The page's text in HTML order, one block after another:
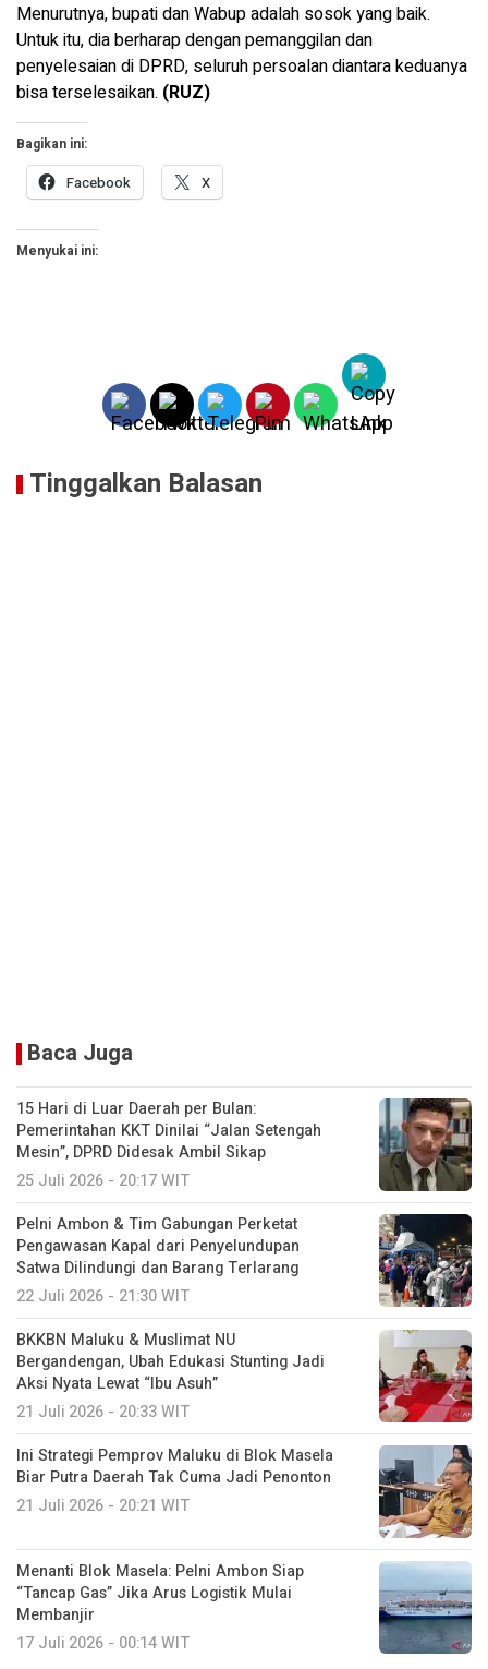
Menurutnya, bupati dan Wabup adalah sosok yang baik.
Untuk itu, dia berharap dengan pemanggilan dan
penyelesaian di DPRD, seluruh persoalan diantara keduanya
bisa terselesaikan. (RUZ)
Bagikan ini:
Facebook X
Menyukai ini:
Tinggalkan Balasan
Baca Juga
15 Hari di Luar Daerah per Bulan:
Pemerintahan KKT Dinilai “Jalan Setengah
Mesin”, DPRD Didesak Ambil Sikap
25 Juli 2026 - 20:17 WIT
Pelni Ambon & Tim Gabungan Perketat
Pengawasan Kapal dari Penyelundupan
Satwa Dilindungi dan Barang Terlarang
22 Juli 2026 - 21:30 WIT
BKKBN Maluku & Muslimat NU
Bergandengan, Ubah Edukasi Stunting Jadi
Aksi Nyata Lewat “Ibu Asuh”
21 Juli 2026 - 20:33 WIT
Ini Strategi Pemprov Maluku di Blok Masela
Biar Putra Daerah Tak Cuma Jadi Penonton
21 Juli 2026 - 20:21 WIT
Menanti Blok Masela: Pelni Ambon Siap
“Tancap Gas” Jika Arus Logistik Mulai
Membanjir
17 Juli 2026 - 00:14 WIT